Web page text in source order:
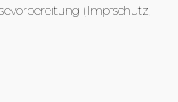
(Impfschutz,